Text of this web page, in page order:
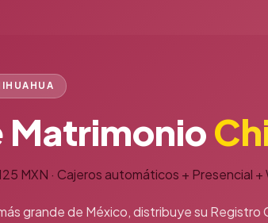
Matrimonio
MXN · Cajeros automáticos + Presencial +
grande de México, distribuye su Registro